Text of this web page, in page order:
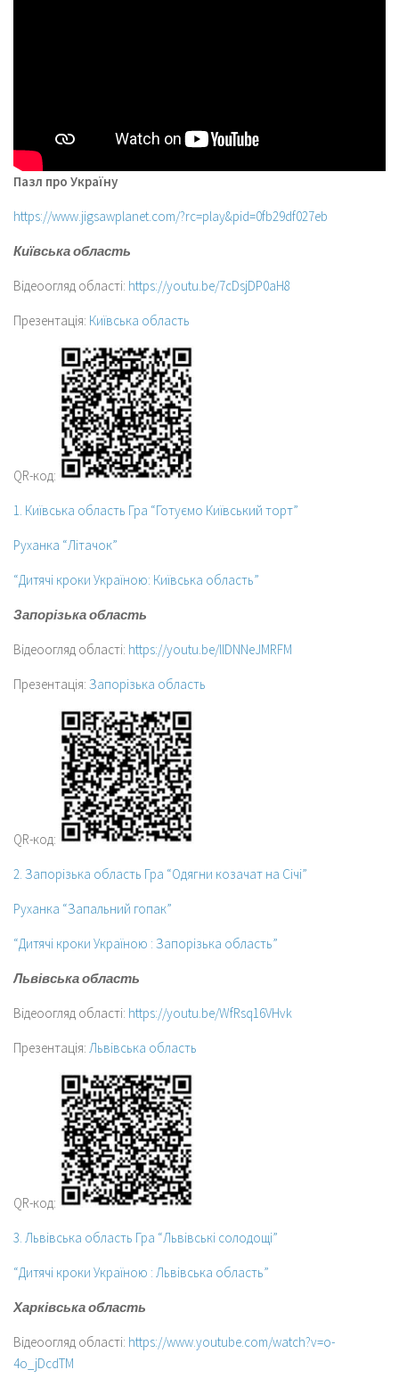
Пазл про Україну
https://www.jigsawplanet.com/?rc=play&pid=0fb29df027eb
Київська область
Відеоогляд області: https://youtu.be/7cDsjDP0aH8
Презентація: Київська область
QR-код:
1. Київська область Гра “Готуємо Київський торт”
Руханка “Літачок”
“Дитячі кроки Україною: Київська область”
Запорізька область
Відеоогляд області: https://youtu.be/llDNNeJMRFM
Презентація: Запорізька область
QR-код:
2. Запорізька область Гра “Одягни козачат на Січі”
Руханка “Запальний гопак”
“Дитячі кроки Україною : Запорізька область”
Львівська область
Відеоогляд області: https://youtu.be/WfRsq16VHvk
Презентація: Львівська область
QR-код:
3. Львівська область Гра “Львівські солодощі”
“Дитячі кроки Україною : Львівська область”
Харківська область
Відеоогляд області: https://www.youtube.com/watch?v=o-
4o_jDcdTM